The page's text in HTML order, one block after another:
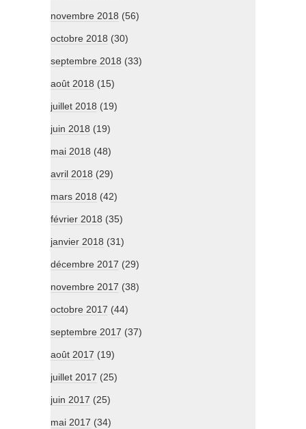
novembre 2018 (56)
octobre 2018 (30)
septembre 2018 (33)
août 2018 (15)
juillet 2018 (19)
juin 2018 (19)
mai 2018 (48)
avril 2018 (29)
mars 2018 (42)
février 2018 (35)
janvier 2018 (31)
décembre 2017 (29)
novembre 2017 (38)
octobre 2017 (44)
septembre 2017 (37)
août 2017 (19)
juillet 2017 (25)
juin 2017 (25)
mai 2017 (34)